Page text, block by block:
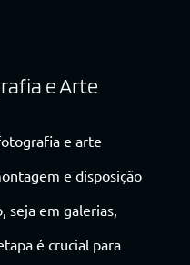
e Arte
e arte
e disposição
seja em galerias,
é crucial para